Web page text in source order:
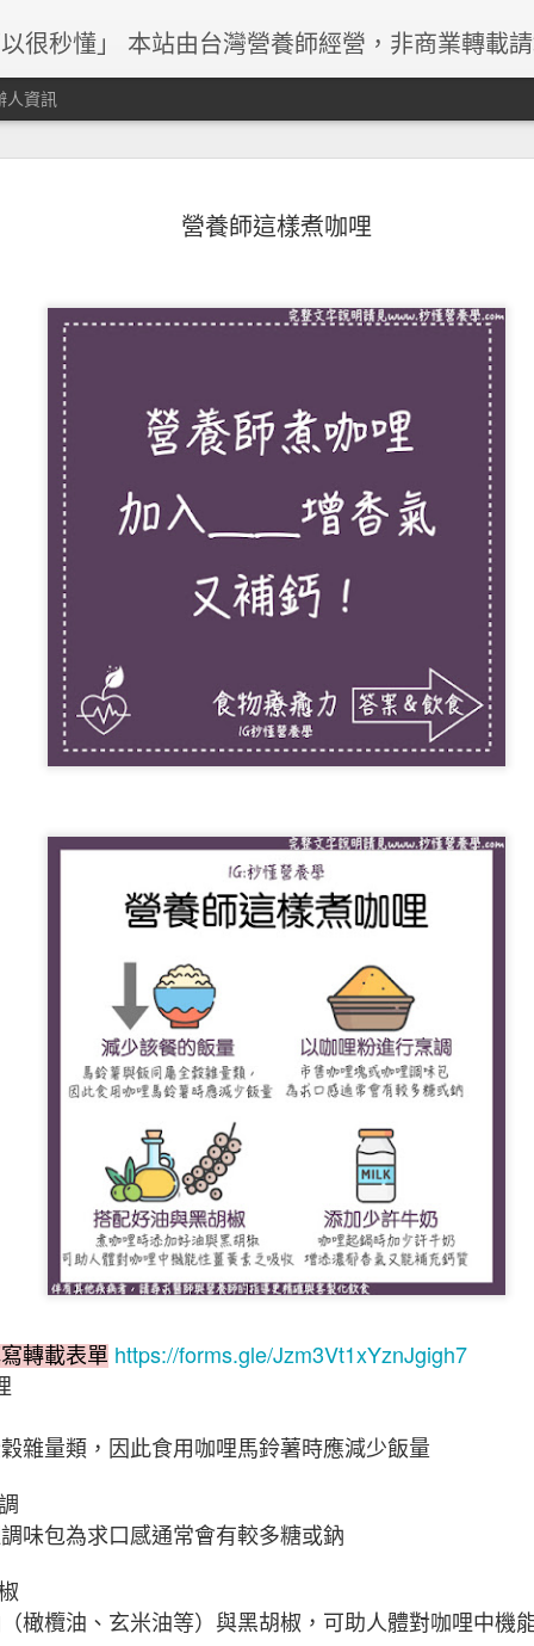
營養師這樣煮咖哩
轉載表單 https://forms.gle/Jzm3Vt1xYznJgigh7
雜量類，因此食用咖哩馬鈴薯時應減少飯量
味包為求口感通常會有較多糖或鈉
橄欖油、玄米油等）與黑胡椒，可助人體對咖哩中機
很秒懂」 本站由台灣營養師經營，非商業轉載
人資訊
早餐與減重關係
少量多餐可以幫
腸道壞菌、暴飲暴食與嗜甜